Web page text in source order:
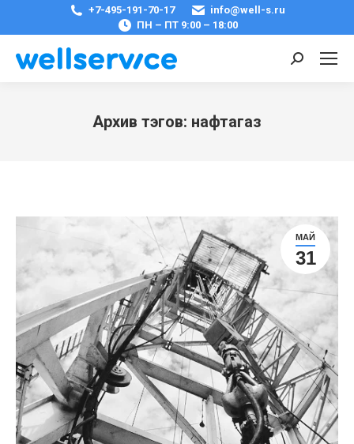
+7-495-191-70-17
info@well-s.ru
ПН – ПТ 9:00 – 18:00
Поиск:
Архив тэгов: нафтагаз
МАЙ
31